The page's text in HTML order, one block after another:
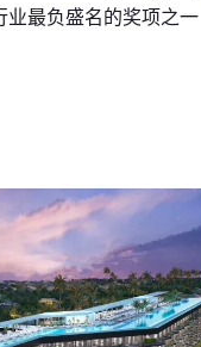
业最负盛名的奖项之一